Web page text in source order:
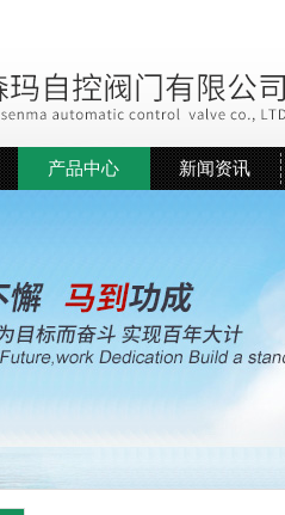
产品中心 新闻资讯